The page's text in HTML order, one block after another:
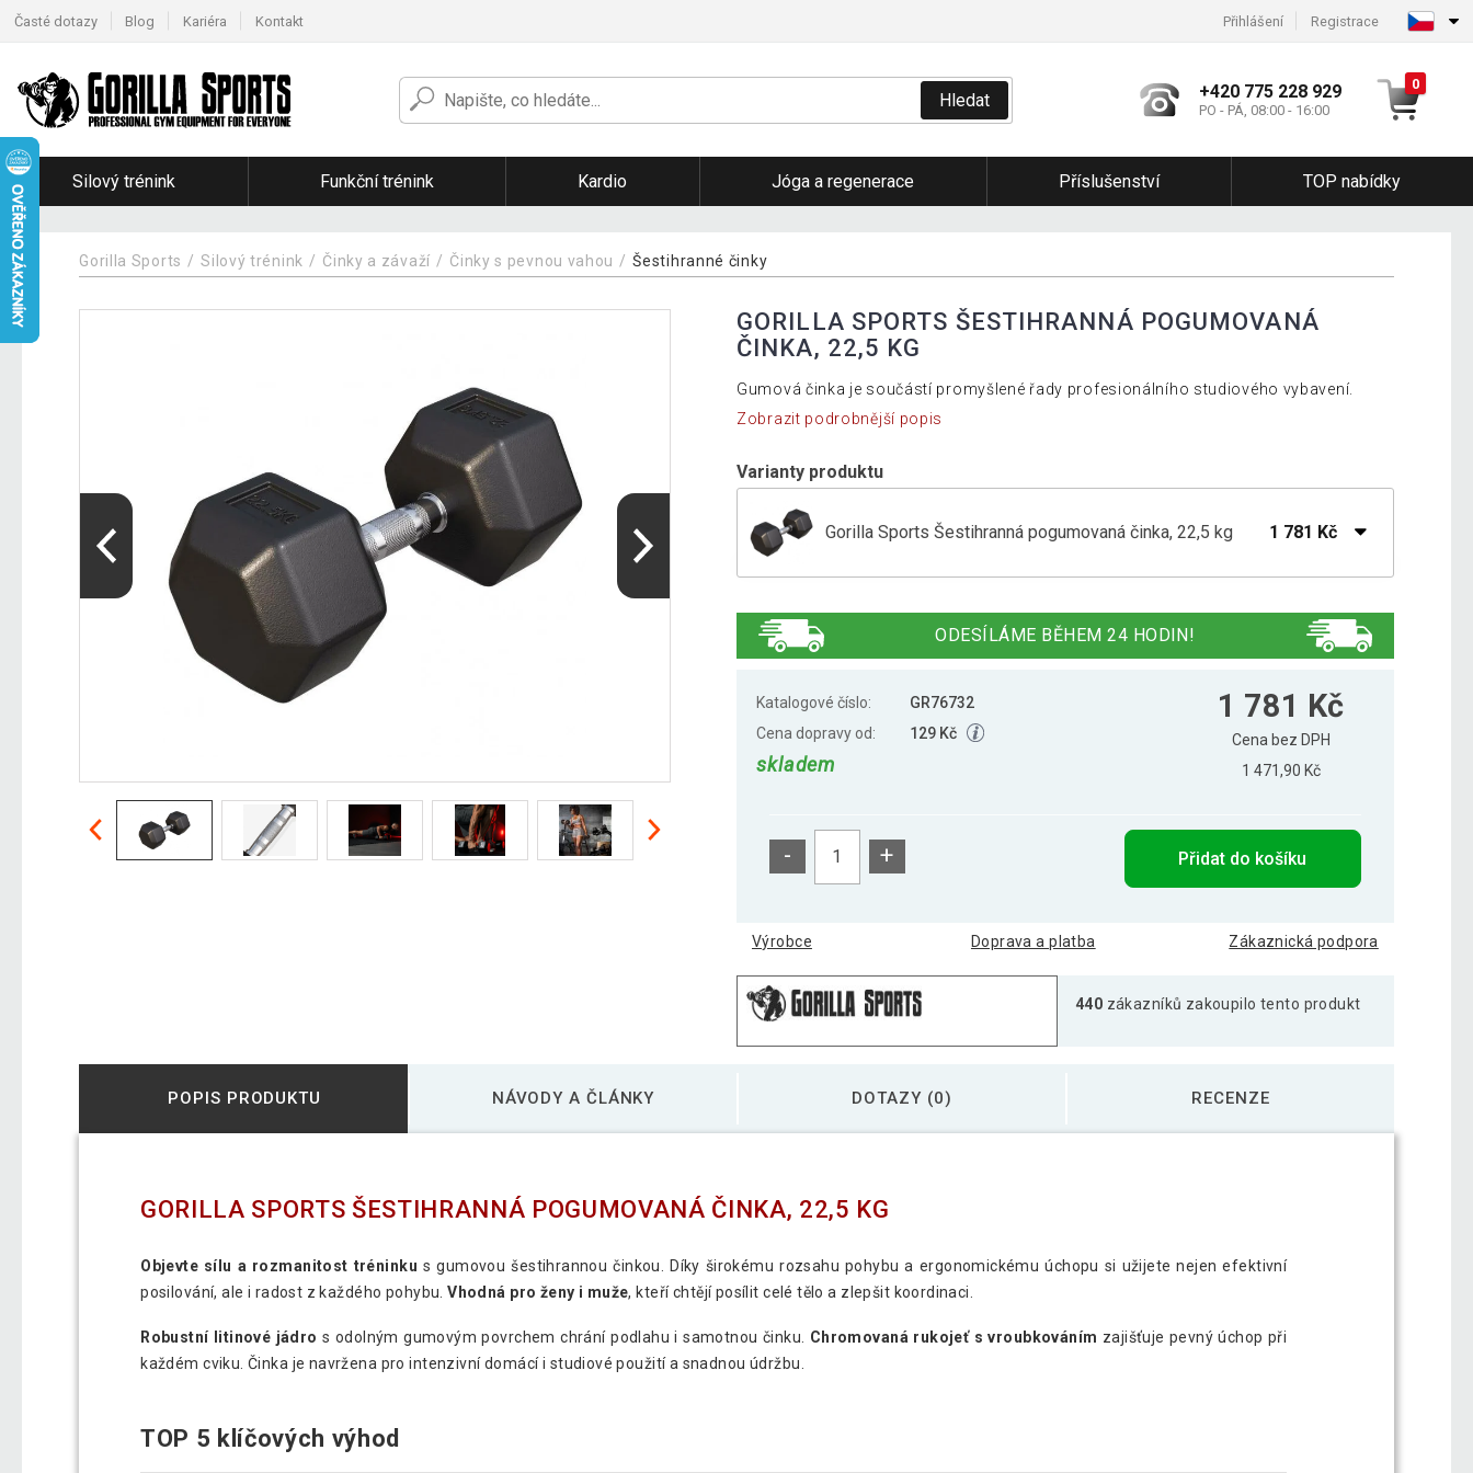
Časté dotazy Blog Kariéra Kontakt Přihlášení Registrace
Hledat +420 775 228 929
PO - PÁ, 08:00 - 16:00
0
Silový trénink Funkční trénink Kardio Jóga a regenerace Příslušenství TOP nabídky
Gorilla Sports Silový trénink Činky a závaží Činky s pevnou vahou Šestihranné činky
GORILLA SPORTS ŠESTIHRANNÁ POGUMOVANÁ
ČINKA, 22,5 KG
Gumová činka je součástí promyšlené řady profesionálního studiového vybavení.
Zobrazit podrobnější popis
Varianty produktu
Gorilla Sports Šestihranná pogumovaná činka, 22,5 kg 1 781 Kč
Gorilla Sports Šestihranná pogumovaná činka, 12,5 kg 789 Kč
Gorilla Sports Šestihranná pogumovaná činka, 17,5 kg
338 Kč
Gorilla Sports Šestihranná pogumovaná činka, 20 kg
Gorilla Sports Šestihranná pogumovaná činka, 25 kg 1 979 Kč
Gorilla Sports Šestihranná pogumovaná činka, 27,5 kg
ODESÍLÁME BĚHEM 24 HODIN!
Katalogové číslo:
GR76732
Cena dopravy od:
129 Kč
skladem
1 781 Kč
Cena bez DPH
1 471,90 Kč
- + Přidat do košíku
Výrobce Doprava a platba Zákaznická podpora
440 zákazníků zakoupilo tento produkt
POPIS PRODUKTU NÁVODY A ČLÁNKY DOTAZY (0) RECENZE
GORILLA SPORTS ŠESTIHRANNÁ POGUMOVANÁ ČINKA, 22,5 KG
Objevte sílu a rozmanitost tréninku s gumovou šestihrannou činkou. Díky širokému rozsahu pohybu a ergonomickému úchopu si užijete nejen efektivní
posilování, ale i radost z každého pohybu.Vhodná pro ženy i muže, kteří chtějí posílit celé tělo a zlepšit koordinaci.
Robustní litinové jádro s odolným gumovým povrchem chrání podlahu i samotnou činku. Chromovaná rukojeť s vroubkováním zajišťuje pevný úchop při
každém cviku. Činka je navržena pro intenzivní domácí i studiové použití a snadnou údržbu.
TOP 5 klíčových výhod